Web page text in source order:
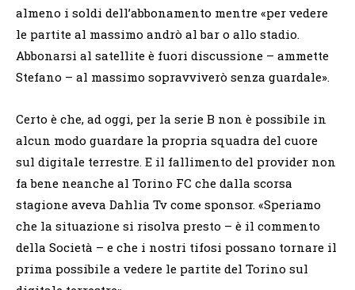
almeno i soldi dell’abbonamento mentre «per vedere
le partite al massimo andrò al bar o allo stadio.
Abbonarsi al satellite è fuori discussione – ammette
Stefano – al massimo sopravviverò senza guardale».
Certo è che, ad oggi, per la serie B non è possibile in
alcun modo guardare la propria squadra del cuore
sul digitale terrestre. E il fallimento del provider non
fa bene neanche al Torino FC che dalla scorsa
stagione aveva Dahlia Tv come sponsor. «Speriamo
che la situazione si risolva presto – è il commento
della Società – e che i nostri tifosi possano tornare il
prima possibile a vedere le partite del Torino sul